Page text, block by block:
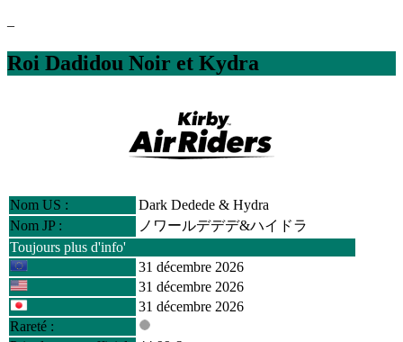
–
Roi Dadidou Noir et Kydra
Nom US :
Dark Dedede & Hydra
Nom JP :
ノワールデデデ&ハイドラ
Toujours plus d'info'
31 décembre 2026
31 décembre 2026
31 décembre 2026
Rareté :